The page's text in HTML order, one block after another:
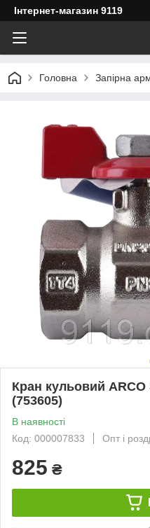
Інтернет-магазин 9119
Головна Запірна
Кран кульовий
(753605)
В наявності
Код: 000007833
Опт і
825 ₴